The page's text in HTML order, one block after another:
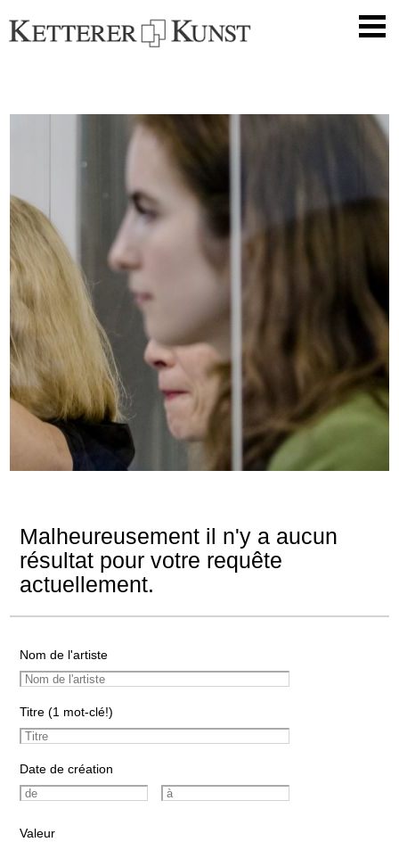
Malheureusement il n'y a aucun
résultat pour votre requête
actuellement.
Nom de l'artiste
Titre (1 mot-clé!)
Date de création
Valeur